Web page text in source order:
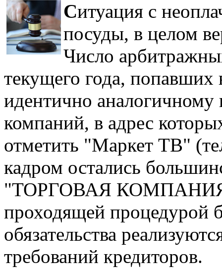
Ситуация с
посуды, в целом
Число
текущего года, попавших
идентично аналогичному
компаний, в адрес
отметить "Маркет ТВ"
кадром остались
"ТОРГОВАЯ КОМПАНИЯ
проходящей процедурой
обязательства
требований кредиторов.